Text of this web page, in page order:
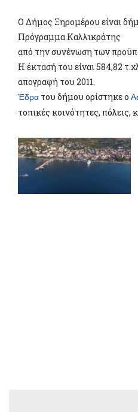
Ο Δήμος Ξηρομέρου είναι
Πρόγραμμα Καλλικράτης
από την συνένωση των
Η έκτασή του είναι 584,82
απογραφή του 2011.
Έδρα του δήμου ορίστηκε ο
τοπικές κοινότητες, πόλεις,